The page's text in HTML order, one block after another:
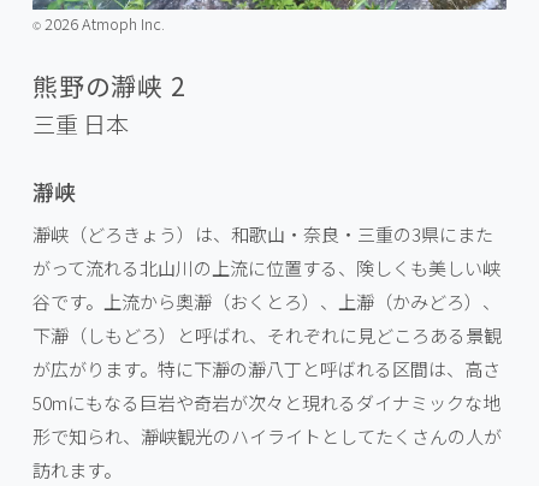
©️2026 Atmoph Inc.
熊野の瀞峡 2
三重 日本
瀞峡
瀞峡（どろきょう）は、和歌山・奈良・三重の3県にまた
がって流れる北山川の上流に位置する、険しくも美しい峡
谷です。上流から奧瀞（おくとろ）、上瀞（かみどろ）、
下瀞（しもどろ）と呼ばれ、それぞれに見どころある景観
が広がります。特に下瀞の瀞八丁と呼ばれる区間は、高さ
50mにもなる巨岩や奇岩が次々と現れるダイナミックな地
形で知られ、瀞峡観光のハイライトとしてたくさんの人が
訪れます。